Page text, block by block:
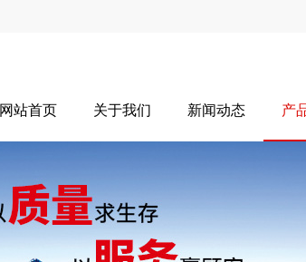
网站首页 关于我们 新闻动态 产